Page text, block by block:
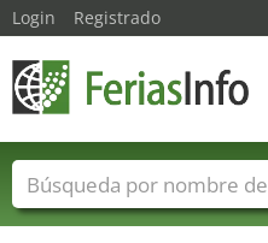
Login Registrado
Nombres de ferias